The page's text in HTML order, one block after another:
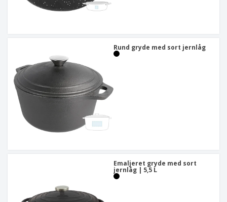
Rund gryde med sort jernlåg
Emaljeret gryde med sort
jernlåg | 5,5 L